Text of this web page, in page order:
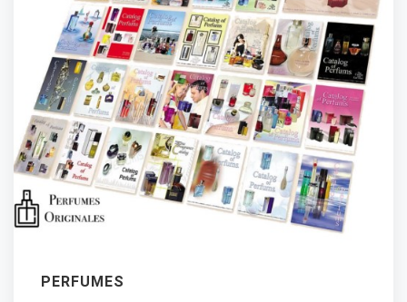
PERFUMES